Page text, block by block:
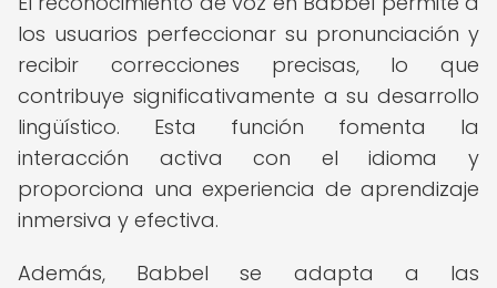
los usuarios perfeccionar su pronunciación y
recibir correcciones precisas, lo que
contribuye significativamente a su desarrollo
lingüístico. Esta función fomenta la
interacción activa con el idioma y
proporciona una experiencia de aprendizaje
inmersiva y efectiva.
Además, Babbel se adapta a las